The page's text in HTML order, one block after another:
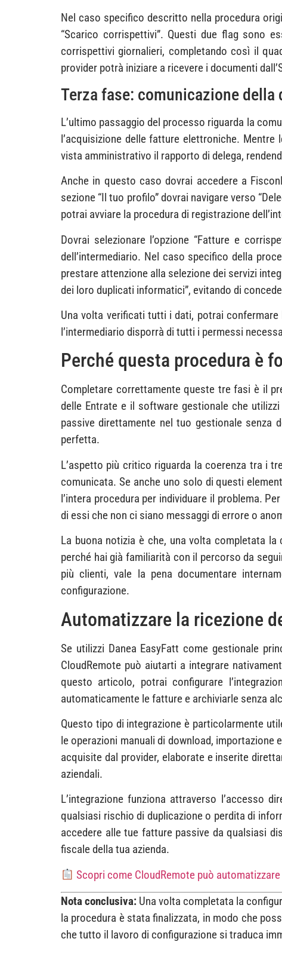
Nel caso specifico descritto nella procedura
“Scarico corrispettivi”. Questi due flag sono
corrispettivi giornalieri, completando così il
provider potrà iniziare a ricevere i documenti
Terza fase: comunicazione della
L’ultimo passaggio del processo riguarda la
l’acquisizione delle fatture elettroniche.
vista amministrativo il rapporto di delega,
Anche in questo caso dovrai accedere a
sezione “Il tuo profilo” dovrai navigare verso
potrai avviare la procedura di registrazione
Dovrai selezionare l’opzione “Fatture e
dell’intermediario. Nel caso specifico della
prestare attenzione alla selezione dei servizi
dei loro duplicati informatici”, evitando di
Una volta verificati tutti i dati, potrai confermare
l’intermediario disporrà di tutti i permessi
Perché questa procedura è
Completare correttamente queste tre fasi è il
delle Entrate e il software gestionale che
passive direttamente nel tuo gestionale senza
perfetta.
L’aspetto più critico riguarda la coerenza tra i
comunicata. Se anche uno solo di questi
l’intera procedura per individuare il problema.
di essi che non ci siano messaggi di errore o
La buona notizia è che, una volta completata
perché hai già familiarità con il percorso da
più clienti, vale la pena documentare
configurazione.
Automatizzare la ricezione
Se utilizzi Danea EasyFatt come gestionale
CloudRemote può aiutarti a integrare
questo articolo, potrai configurare
automaticamente le fatture e archiviarle senza
Questo tipo di integrazione è particolarmente
le operazioni manuali di download,
acquisite dal provider, elaborate e inserite
aziendali.
L’integrazione funziona attraverso l’accesso
qualsiasi rischio di duplicazione o perdita di
accedere alle tue fatture passive da qualsiasi
fiscale della tua azienda.
Scopri come CloudRemote può
Nota conclusiva: Una volta completata la
la procedura è stata finalizzata, in modo che
che tutto il lavoro di configurazione si traduca